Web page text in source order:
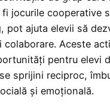
jocurile cooperative
pot ajuta elevii să
colaborare. Aceste
pentru elevi
sprijini reciproc,
și emoțională.